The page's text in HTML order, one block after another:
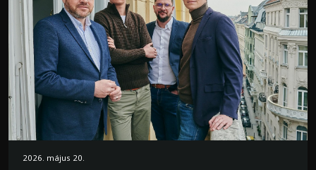
2026. május 20.